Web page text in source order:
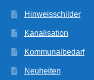
Hinweisschilder
Kanalisation
Kommunalbedarf
Neuheiten